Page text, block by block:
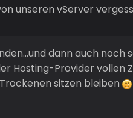
unseren vServer
dann auch noch
Hosting-Provider vollen
sitzen bleiben